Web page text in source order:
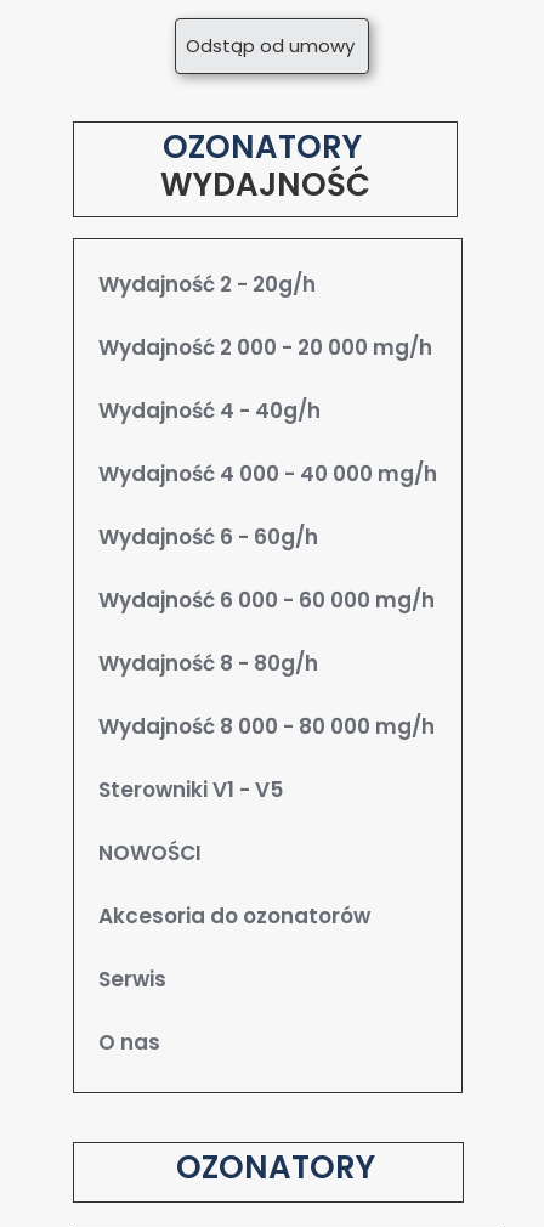
Odstąp od umowy
OZONATORY
WYDAJNOŚĆ
Wydajność 2 - 20g/h
Wydajność 2 000 - 20 000 mg/h
Wydajność 4 - 40g/h
Wydajność 4 000 - 40 000 mg/h
Wydajność 6 - 60g/h
Wydajność 6 000 - 60 000 mg/h
Wydajność 8 - 80g/h
Wydajność 8 000 - 80 000 mg/h
Sterowniki V1 - V5
NOWOŚCI
Akcesoria do ozonatorów
Serwis
O nas
OZONATORY